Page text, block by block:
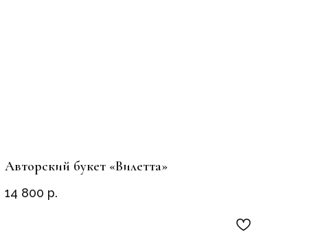
Авторский букет «Вилетта»
14 800 р.